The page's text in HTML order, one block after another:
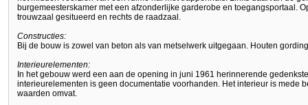
burgemeesterskamer met een afzonderlijke garderobe en toegangsportaal.
trouwzaal gesitueerd en rechts de raadzaal.
Constructies:
Bij de bouw is zowel van beton als van metselwerk uitgegaan. Houten
Interieurelementen:
In het gebouw werd een aan de opening in juni 1961 herinnerende
interieurelementen is geen documentatie voorhanden. Het interieur is mede
waarden omvat.